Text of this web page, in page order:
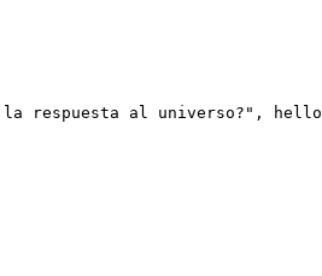
la respuesta al universo?" , hello